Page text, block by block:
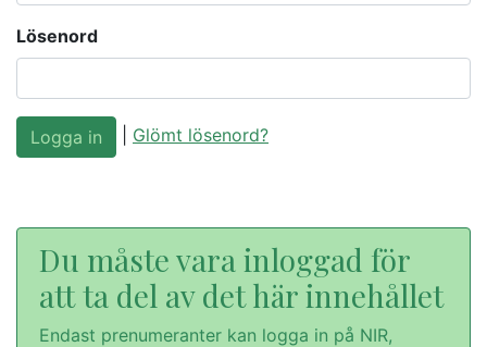
Lösenord
Glömt lösenord?
Du måste vara inloggad för
att ta del av det här innehållet
Endast prenumeranter kan logga in på NIR,